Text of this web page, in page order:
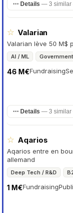
⋯ Details — 3 similar
☆ Valarian
Valarian lève 50 M$
AI / ML
Fundraising
46 M€
⋯ Details — 3 similar
☆ Aqarios
Aqarios entre en
allemand
Deep Tech / R&D
Fundraising
1 M€